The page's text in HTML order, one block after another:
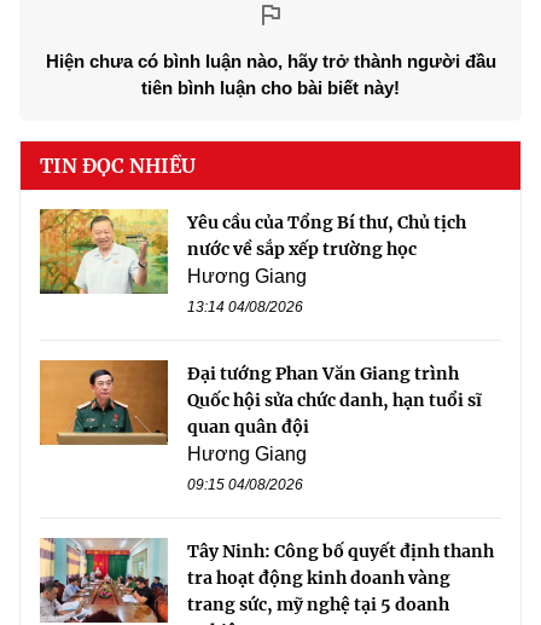
Hiện chưa có bình luận nào, hãy trở thành người đầu
tiên bình luận cho bài biết này!
TIN ĐỌC NHIỀU
Yêu cầu của Tổng Bí thư, Chủ tịch
nước về sắp xếp trường học
Hương Giang
13:14 04/08/2026
Đại tướng Phan Văn Giang trình
Quốc hội sửa chức danh, hạn tuổi sĩ
quan quân đội
Hương Giang
09:15 04/08/2026
Tây Ninh: Công bố quyết định thanh
tra hoạt động kinh doanh vàng
trang sức, mỹ nghệ tại 5 doanh